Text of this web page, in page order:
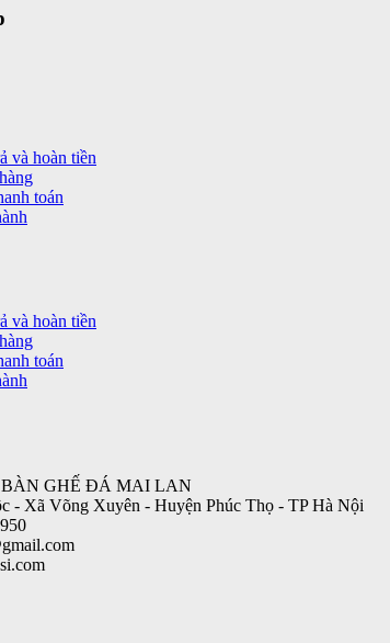
và hoàn tiền
toán
và hoàn tiền
toán
GHẾ ĐÁ MAI LAN
- Xã Võng Xuyên - Huyện Phúc Thọ - TP Hà Nội